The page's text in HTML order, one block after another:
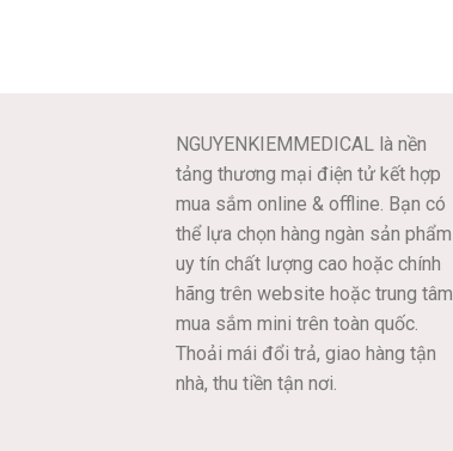
NGUYENKIEMMEDICAL là nền
tảng thương mại điện tử kết hợp
mua sắm online & offline. Bạn có
thể lựa chọn hàng ngàn sản phẩm
uy tín chất lượng cao hoặc chính
hãng trên website hoặc trung tâm
mua sắm mini trên toàn quốc.
Thoải mái đổi trả, giao hàng tận
nhà, thu tiền tận nơi.